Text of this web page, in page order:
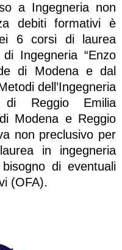
a Ingegneria non
debiti formativi è
6 corsi di laurea
Ingegneria “Enzo
di Modena e dal
dell’Ingegneria
Reggio Emilia
Modena e Reggio
non preclusivo per
in ingegneria
di eventuali
(OFA).